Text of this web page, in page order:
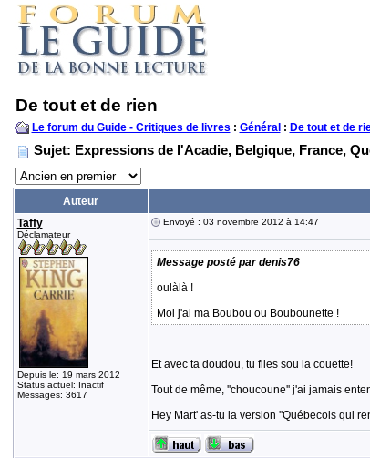
De tout et de rien
Le forum du Guide - Critiques de livres : Général : De tout et de
Sujet: Expressions de l'Acadie, Belgique, France,
Auteur
Taffy
Déclamateur
Depuis le: 19 mars 2012
Status actuel: Inactif
Messages: 3617
Envoyé : 03 novembre 2012 à 14:47
Message posté par denis76
oulàlà !
Moi j'ai ma Boubou ou Boubounette !
Et avec ta doudou, tu files sou la couette!
Tout de même, ''choucoune'' j'ai jamais
Hey Mart' as-tu la version ''Québecois qui